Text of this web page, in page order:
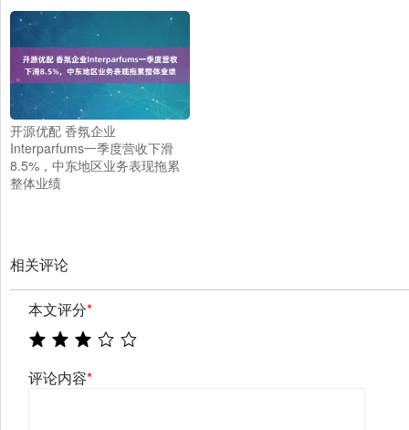
开源优配 香氛企业
Interparfums一季度营收下滑
8.5%，中东地区业务表现拖累
整体业绩
相关评论
本文评分*
评论内容*